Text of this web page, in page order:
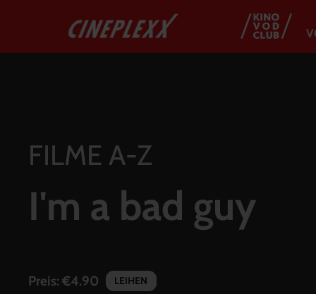
FILME A-Z
I'm a bad guy
Preis: €4.90 LEIHEN